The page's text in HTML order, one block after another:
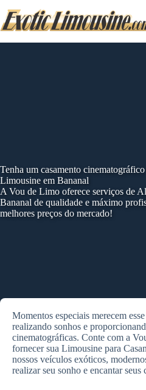
to
content
Tenha um casamento
Limousine em Bananal
A Vou de Limo oferece serviços de
Bananal de qualidade e máximo
melhores preços do mercado!
Momentos especiais merecem
realizando sonhos e
cinematográficas. Conte com a
fornecer sua Limousine para
nossos veículos exóticos,
realizar seu sonho e encantar seus